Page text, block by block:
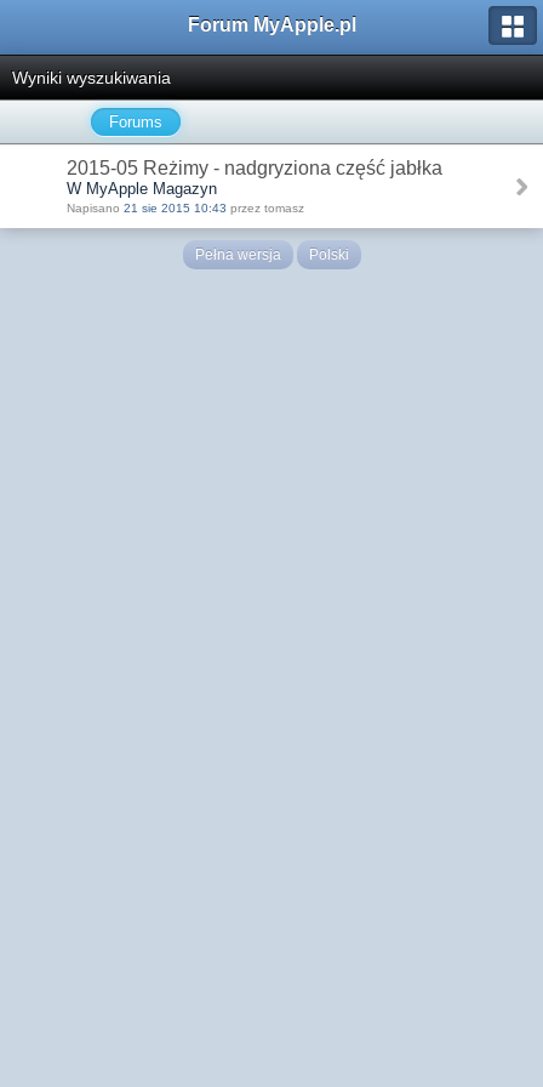
Forum MyApple.pl
Wyniki wyszukiwania
Forums
2015-05 Reżimy - nadgryziona część jabłka
W MyApple Magazyn
Napisano 21 sie 2015 10:43 przez tomasz
Pełna wersja Polski